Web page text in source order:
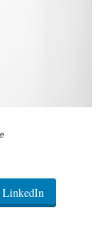
LinkedIn